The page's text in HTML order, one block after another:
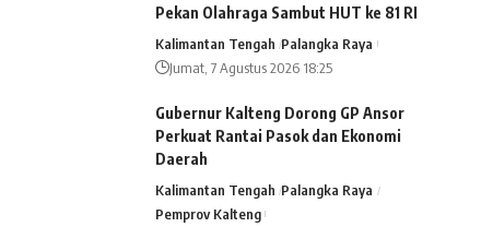
Pekan Olahraga Sambut HUT ke 81 RI
Kalimantan Tengah Palangka Raya
Jumat, 7 Agustus 2026 18:25
Gubernur Kalteng Dorong GP Ansor
Perkuat Rantai Pasok dan Ekonomi
Daerah
Kalimantan Tengah Palangka Raya
Pemprov Kalteng